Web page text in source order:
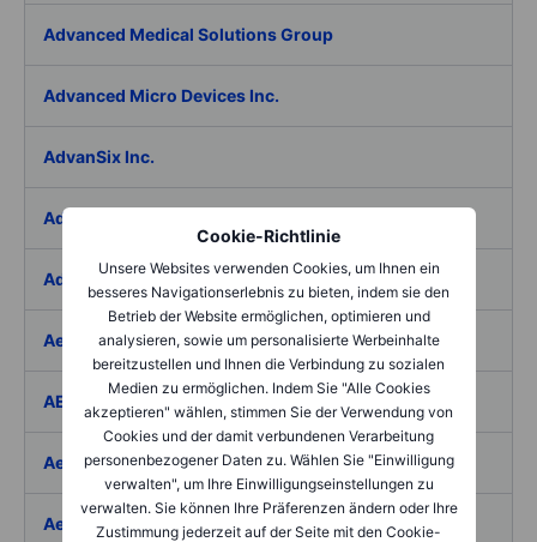
Cookie-Richtlinie
Unsere Websites verwenden Cookies, um Ihnen ein
besseres Navigationserlebnis zu bieten, indem sie den
Betrieb der Website ermöglichen, optimieren und
analysieren, sowie um personalisierte Werbeinhalte
bereitzustellen und Ihnen die Verbindung zu sozialen
Medien zu ermöglichen. Indem Sie "Alle Cookies
akzeptieren" wählen, stimmen Sie der Verwendung von
Cookies und der damit verbundenen Verarbeitung
personenbezogener Daten zu. Wählen Sie "Einwilligung
verwalten", um Ihre Einwilligungseinstellungen zu
verwalten. Sie können Ihre Präferenzen ändern oder Ihre
Zustimmung jederzeit auf der Seite mit den Cookie-
Advanced Medical Solutions Group
Advanced Micro Devices Inc.
AdvanSix Inc.
Advantage Solutions Inc.
Adyen NV
Aebi Schmidt Holding AG
AECOM
Aedes SpA
Aedifica SICAFI SA